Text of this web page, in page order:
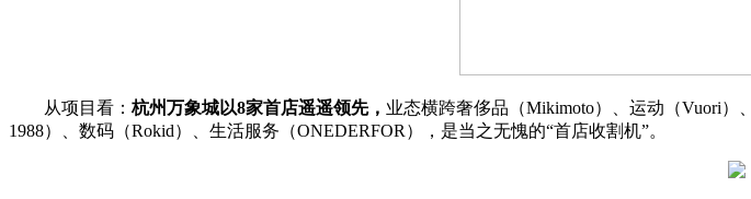
从项目看： 杭州万象城以8家首店遥遥领先， 业态横跨奢侈品（Mikimoto）、运动（Vuori）
1988）、数码（Rokid）、生活服务（ONEDERFOR），是当之无愧的“首店收割机”。